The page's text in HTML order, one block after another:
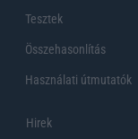
Tesztek
Összehasonlítás
Használati útmutatók
Hirek